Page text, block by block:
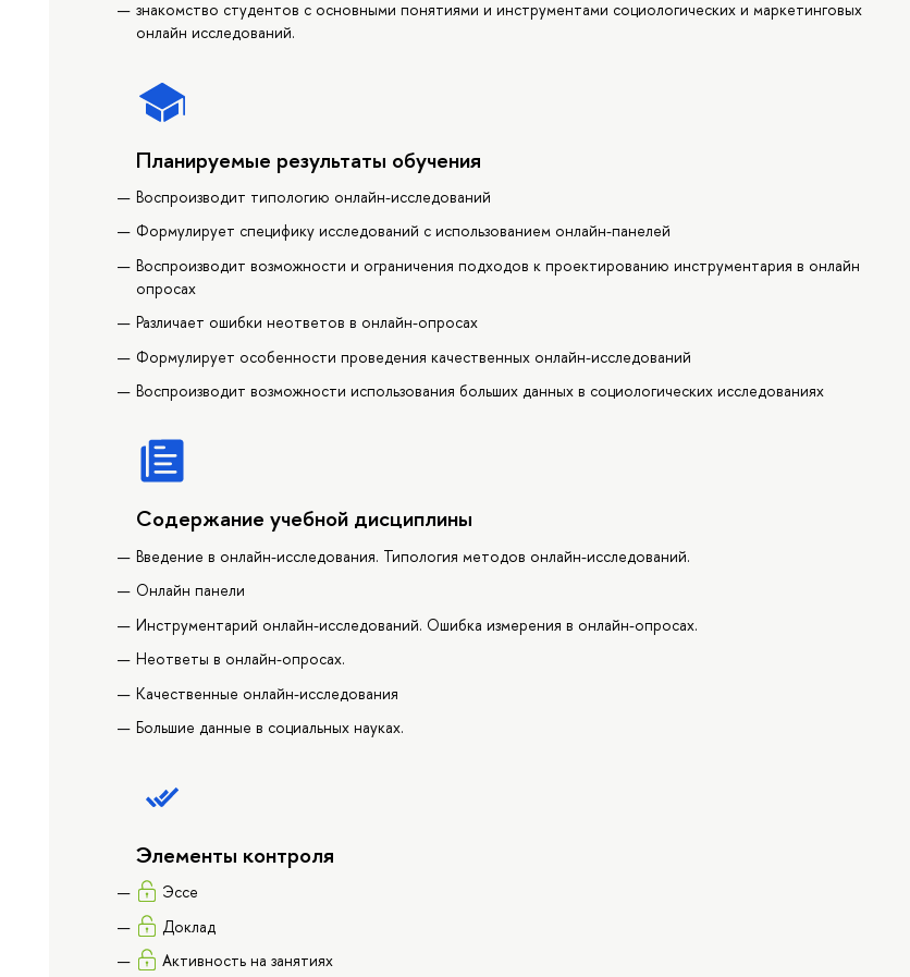
знакомство студентов с основными понятиями и инструментами социологических и маркетинговых
онлайн исследований.
Планируемые результаты обучения
Воспроизводит типологию онлайн-исследований
Формулирует специфику исследований с использованием онлайн-панелей
Воспроизводит возможности и ограничения подходов к проектированию инструментария в онлайн
опросах
Различает ошибки неответов в онлайн-опросах
Формулирует особенности проведения качественных онлайн-исследований
Воспроизводит возможности использования больших данных в социологических исследованиях
Содержание учебной дисциплины
Введение в онлайн-исследования. Типология методов онлайн-исследований.
Онлайн панели
Инструментарий онлайн-исследований. Ошибка измерения в онлайн-опросах.
Неответы в онлайн-опросах.
Качественные онлайн-исследования
Большие данные в социальных науках.
Элементы контроля
Эссе
Доклад
Активность на занятиях